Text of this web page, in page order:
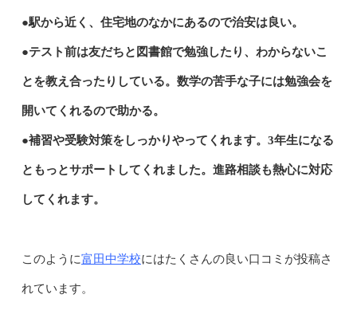
●駅から近く、住宅地のなかにあるので治安は良い。
●テスト前は友だちと図書館で勉強したり、わからないこ
とを教え合ったりしている。数学の苦手な子には勉強会を
開いてくれるので助かる。
●補習や受験対策をしっかりやってくれます。3年生になる
ともっとサポートしてくれました。進路相談も熱心に対応
してくれます。
このように富田中学校にはたくさんの良い口コミが投稿さ
れています。